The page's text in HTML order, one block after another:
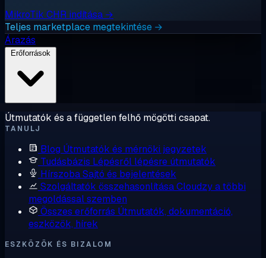
MikroTik CHR indítása →
Teljes marketplace megtekintése →
Árazás
Útmutatók és a független felhő mögötti csapat.
TANULJ
Blog Útmutatók és mérnöki jegyzetek
Tudásbázis Lépésről lépésre útmutatók
HírszobaSajtó és bejelentések
Szolgáltatók összehasonlításaCloudzy a többi
megoldással szemben
Összes erőforrás Útmutatók, dokumentáció,
eszközök, hírek
ESZKÖZÖK ÉS BIZALOM